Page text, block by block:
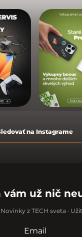
na Instagrame
vám už nič
Novinky z TECH sveta ·
Email